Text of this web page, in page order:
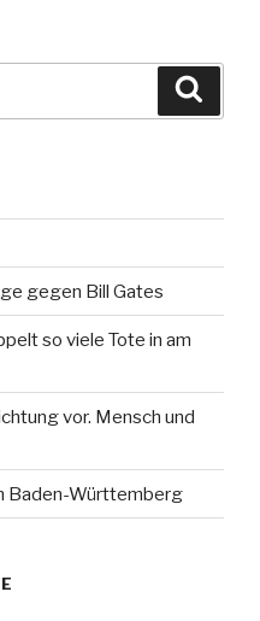
gegen Bill Gates
so viele Tote in am
vor. Mensch und
Baden-Württemberg